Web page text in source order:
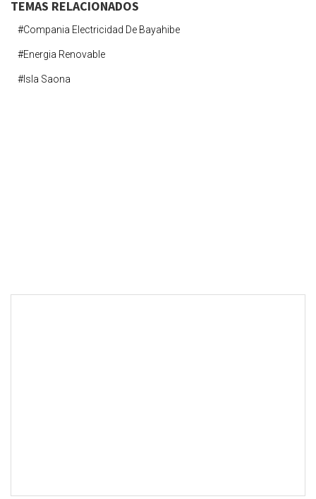
TEMAS RELACIONADOS
#compania Electricidad De Bayahibe
#energia Renovable
#isla Saona